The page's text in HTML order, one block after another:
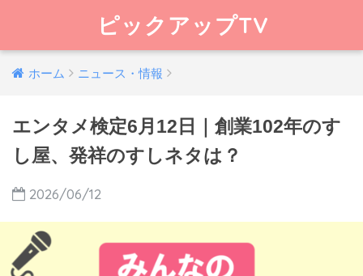
ピックアップTV
ホーム ニュース・情報
エンタメ検定6月12日｜創業102年のす
し屋、発祥のすしネタは？
2026/06/12